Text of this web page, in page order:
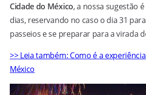
Cidade do México, a nossa sugestão
dias, reservando no caso o dia 31
passeios e se preparar para a virada
>> Leia também: Como é a
México